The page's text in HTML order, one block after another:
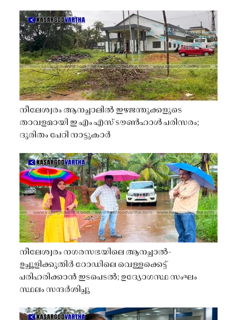
നീലേശ്വരം ആനച്ചാലിൽ ഇഴജന്തുക്കളുടെ
താവളമായി ഇ എം എസ് ടൗൺഹാൾ പരിസരം;
ദുരിതം പേറി നാട്ടുകാർ
നീലേശ്വരം നഗരസഭയിലെ ആനച്ചാൽ-
ഉച്ചൂളിക്കുതിർ റോഡിലെ വെള്ളക്കെട്ട്
പരിഹരിക്കാൻ ഇടപെടൽ; ഉദ്യോഗസ്ഥ സംഘം
സ്ഥലം സന്ദർശിച്ചു